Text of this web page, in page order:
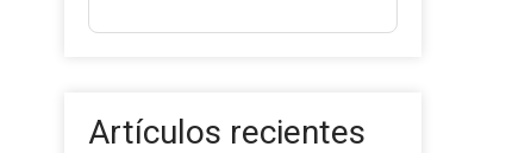
Artículos recientes